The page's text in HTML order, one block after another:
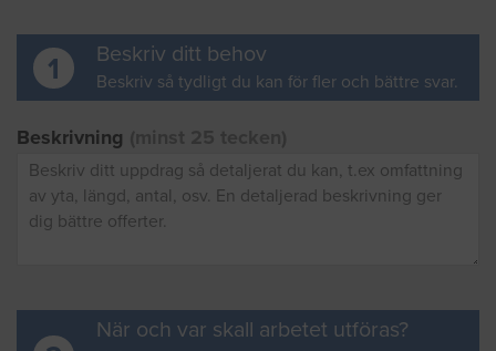
1 Beskriv ditt behov
Beskriv så tydligt du kan för fler och bättre svar.
Beskrivning
När och var skall arbetet utföras?